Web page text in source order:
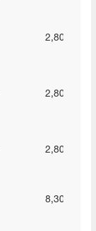
2,80%
2,80%
2,80%
8,30%